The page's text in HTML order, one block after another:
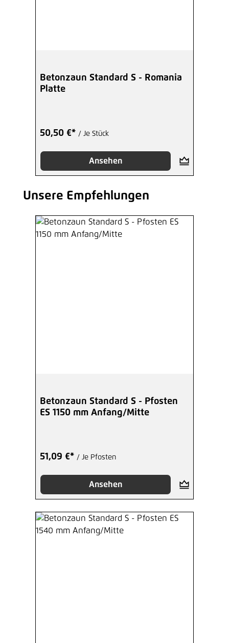
Betonzaun Standard S - Romania
Platte
50,50 €* / Je Stück
Ansehen
Produktgalerie überspringen
Unsere Empfehlungen
Betonzaun Standard S - Pfosten
ES 1150 mm Anfang/Mitte
51,09 €* / Je Pfosten
Ansehen